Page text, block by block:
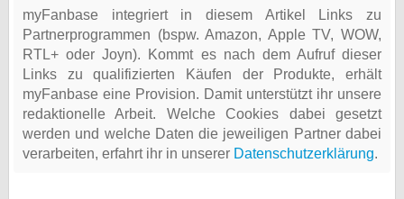
myFanbase integriert in diesem Artikel Links zu
Partnerprogrammen (bspw. Amazon, Apple TV, WOW,
RTL+ oder Joyn). Kommt es nach dem Aufruf dieser
Links zu qualifizierten Käufen der Produkte, erhält
myFanbase eine Provision. Damit unterstützt ihr unsere
redaktionelle Arbeit. Welche Cookies dabei gesetzt
werden und welche Daten die jeweiligen Partner dabei
verarbeiten, erfahrt ihr in unserer Datenschutzerklärung.